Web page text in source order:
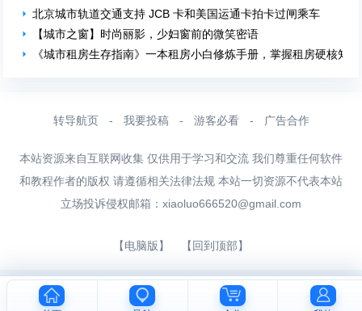
北京城市轨道交通支持 JCB 卡和美国运通卡拍卡过闸乘车
【城市之窗】时尚丽影，少妇窗前的微笑密语
《城市租房生存指南》一本租房小白修炼手册，掌握租房硬核知识
转导航页 - 我要投稿 - 游客必看 - 广告合作
本站资源来自互联网收集 仅供用于学习和交流 我们尊重任何软件
和教程作者的版权 请遵循相关法律法规 本站一切资源不代表本站
立场投诉侵权邮箱： xiaoluo666520@gmail.com
【电脑版】 【回到顶部】